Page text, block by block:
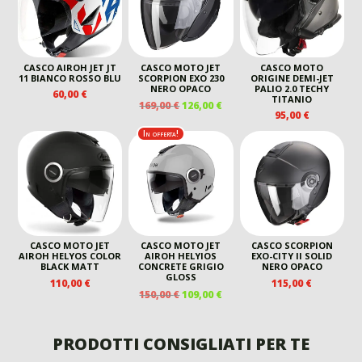
CASCO AIROH JET JT
11 BIANCO ROSSO BLU
60,00€
CASCO MOTO JET
SCORPION EXO 230
NERO OPACO
169,00€IL
ORIGINALE
ERA:
169,00 €.
126,00€IL
ATTUALE
126,00 €.
CASCO MOTO
ORIGINE DEMI-JET
PALIO 2.0 TECHY
TITANIO
95,00€
CASCO MOTO JET
AIROH HELYOS COLOR
BLACK MATT
110,00€
In offerta!
CASCO MOTO JET
AIROH HELYIOS
CONCRETE GRIGIO
GLOSS
150,00€IL
ERA:
150,00 €.
109,00€IL
È:
109,00 €.
CASCO SCORPION
EXO-CITY II SOLID
NERO OPACO
115,00€
PRODOTTI CONSIGLIATI PER TE